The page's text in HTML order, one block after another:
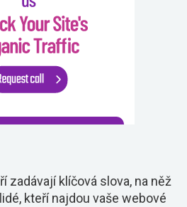
zadávají klíčová slova, na něž
kteří najdou vaše webové